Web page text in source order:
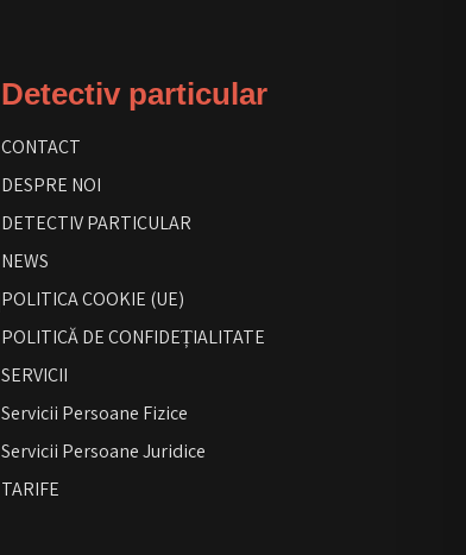
Detectiv particular
CONTACT
DESPRE NOI
DETECTIV PARTICULAR
NEWS
POLITICA COOKIE (UE)
POLITICĂ DE CONFIDEȚIALITATE
SERVICII
Servicii Persoane Fizice
Servicii Persoane Juridice
TARIFE